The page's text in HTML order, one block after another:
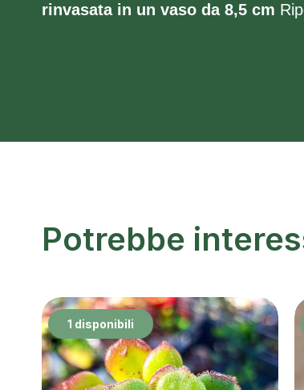
rinvasata in un vaso da 8,5 cm
Potrebbe
1 disponibili